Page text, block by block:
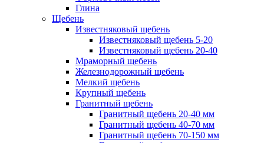
Глина
Щебень
Известняковый щебень
Известняковый щебень 5-20
Известняковый щебень 20-40
Мраморный щебень
Железнодорожный щебень
Мелкий щебень
Крупный щебень
Гранитный щебень
Гранитный щебень 20-40 мм
Гранитный щебень 40-70 мм
Гранитный щебень 70-150 мм